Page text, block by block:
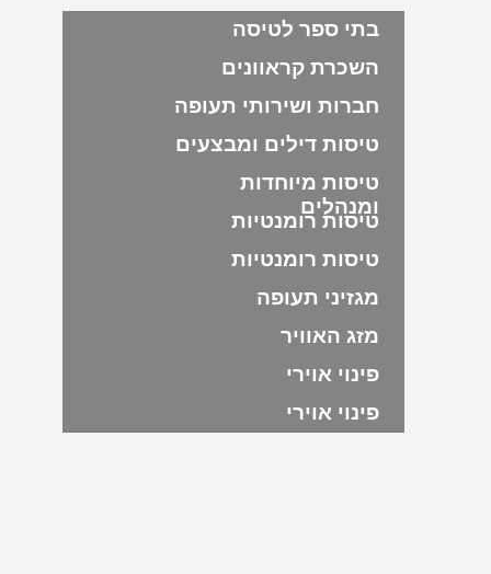
בתי ספר לטיסה
השכרת קראוונים
חברות ושירותי תעופה
טיסות דילים ומבצעים
טיסות מיוחדות
ומנהלים
טיסות רומנטיות
טיסות רומנטיות
מגזיני תעופה
מזג האוויר
פינוי אוירי
פינוי אוירי